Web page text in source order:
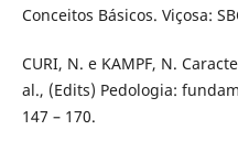
Conceitos Básicos. Viçosa:
CURI, N. e KAMPF, N.
al., (Edits) Pedologia:
147 – 170.